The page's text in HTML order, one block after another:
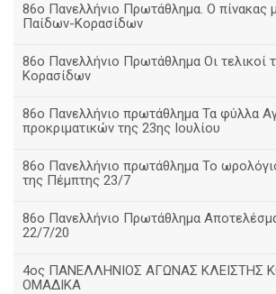
86ο Πανελλήνιο Πρωτάθλημα. Ο πίνακας
Παίδων-Κορασίδων
86ο Πανελλήνιο Πρωτάθλημα Οι τελικοί
Κορασίδων
86ο Πανελλήνιο πρωτάθλημα Τα φύλλα
προκριματικών της 23ης Ιουλίου
86ο Πανελλήνιο πρωτάθλημα Το
της Πέμπτης 23/7
86ο Πανελλήνιο Πρωτάθλημα
22/7/20
4ος ΠΑΝΕΛΛΗΝΙΟΣ ΑΓΩΝΑΣ ΚΛΕΙΣΤΗΣ
ΟΜΑΔΙΚΑ